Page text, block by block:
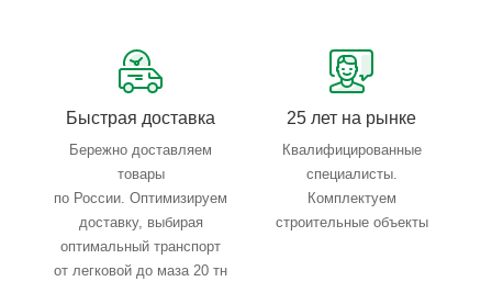
Быстрая доставка
Бережно доставляем
товары
по России. Оптимизируем
доставку, выбирая
оптимальный транспорт
от легковой до маза 20 тн
25 лет на рынке
Квалифицированные
специалисты.
Комплектуем
строительные объекты